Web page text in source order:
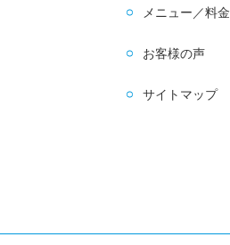
メニュー／料金
お客様の声
サイトマップ